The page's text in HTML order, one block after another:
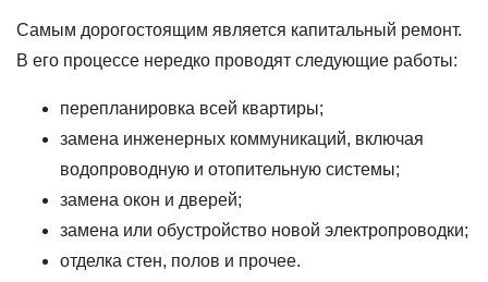
Самым дорогостоящим является капитальный ремонт.
В его процессе нередко проводят следующие работы:
перепланировка всей квартиры;
замена инженерных коммуникаций, включая
водопроводную и отопительную системы;
замена окон и дверей;
замена или обустройство новой электропроводки;
отделка стен, полов и прочее.